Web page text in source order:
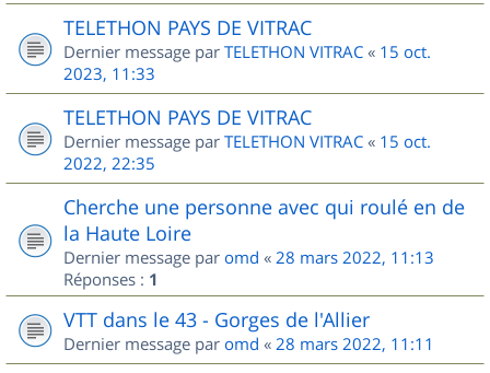
TELETHON PAYS DE VITRAC
Dernier message par TELETHON VITRAC « 15 oct.
2023, 11:33
TELETHON PAYS DE VITRAC
Dernier message par TELETHON VITRAC « 15 oct.
2022, 22:35
Cherche une personne avec qui roulé en de
la Haute Loire
Dernier message par omd « 28 mars 2022, 11:13
Réponses : 1
VTT dans le 43 - Gorges de l'Allier
Dernier message par omd « 28 mars 2022, 11:11